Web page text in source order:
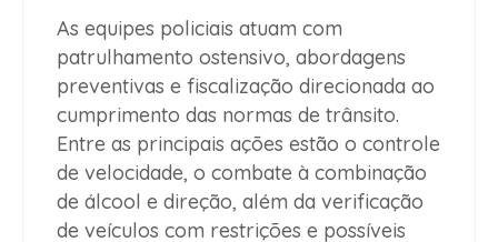
As equipes policiais atuam com
patrulhamento ostensivo, abordagens
preventivas e fiscalização direcionada ao
cumprimento das normas de trânsito.
Entre as principais ações estão o controle
de velocidade, o combate à combinação
de álcool e direção, além da verificação
de veículos com restrições e possíveis